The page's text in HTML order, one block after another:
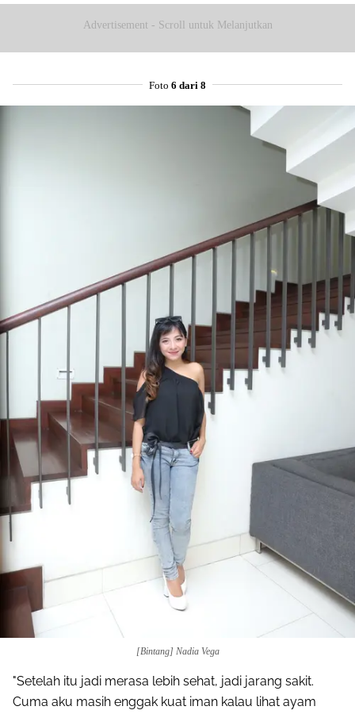
Advertisement - Scroll untuk Melanjutkan
Foto 6 dari 8
[Bintang] Nadia Vega
"Setelah itu jadi merasa lebih sehat, jadi jarang sakit.
Cuma aku masih enggak kuat iman kalau lihat ayam